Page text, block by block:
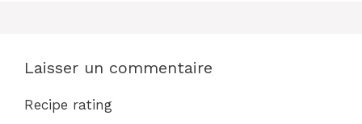
Laisser un commentaire
Recipe rating